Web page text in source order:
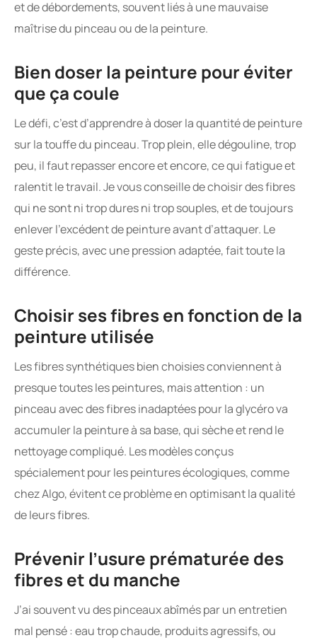
et de débordements, souvent liés à une mauvaise
maîtrise du pinceau ou de la peinture.
Bien doser la peinture pour éviter
que ça coule
Le défi, c’est d’apprendre à doser la quantité de peinture
sur la touffe du pinceau. Trop plein, elle dégouline, trop
peu, il faut repasser encore et encore, ce qui fatigue et
ralentit le travail. Je vous conseille de choisir des fibres
qui ne sont ni trop dures ni trop souples, et de toujours
enlever l’excédent de peinture avant d’attaquer. Le
geste précis, avec une pression adaptée, fait toute la
différence.
Choisir ses fibres en fonction de la
peinture utilisée
Les fibres synthétiques bien choisies conviennent à
presque toutes les peintures, mais attention : un
pinceau avec des fibres inadaptées pour la glycéro va
accumuler la peinture à sa base, qui sèche et rend le
nettoyage compliqué. Les modèles conçus
spécialement pour les peintures écologiques, comme
chez Algo, évitent ce problème en optimisant la qualité
de leurs fibres.
Prévenir l’usure prématurée des
fibres et du manche
J’ai souvent vu des pinceaux abîmés par un entretien
mal pensé : eau trop chaude, produits agressifs, ou